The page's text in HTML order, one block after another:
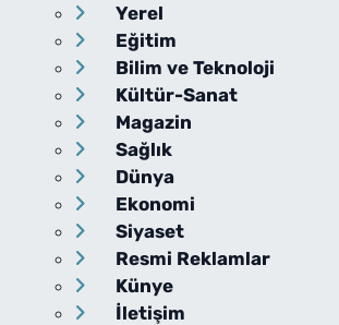
Yerel
Eğitim
Bilim ve Teknoloji
Kültür-Sanat
Magazin
Sağlık
Dünya
Ekonomi
Siyaset
Resmi Reklamlar
Künye
İletişim